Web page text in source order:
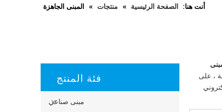
أنت هنا: الصفحة الرئيسية » منتجات » المبنى الجاهزة
فئة المنتج
مبنى صناعي
، على